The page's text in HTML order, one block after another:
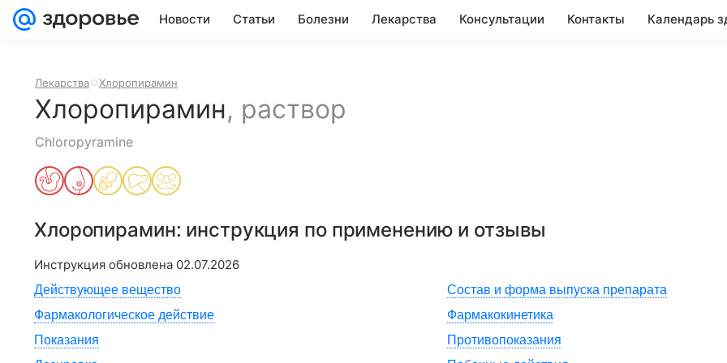
Новости Статьи Болезни Лекарства Консультации Контакты Календарь
Лекарства Хлоропирамин
Хлоропирамин, раствор
Chloropyramine
Хлоропирамин: инструкция по применению и отзывы
Инструкция обновлена 02.07.2026
Действующее вещество
Состав и форма выпуска препарата
Фармакологическое действие
Фармакокинетика
Показания
Противопоказания